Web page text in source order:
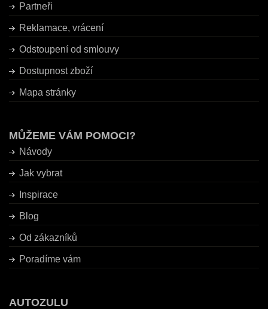
Partneři
Reklamace, vrácení
Odstoupení od smlouvy
Dostupnost zboží
Mapa stránky
MŮŽEME VÁM POMOCI?
Návody
Jak vybrat
Inspirace
Blog
Od zákazníků
Poradíme vám
AUTOZULU